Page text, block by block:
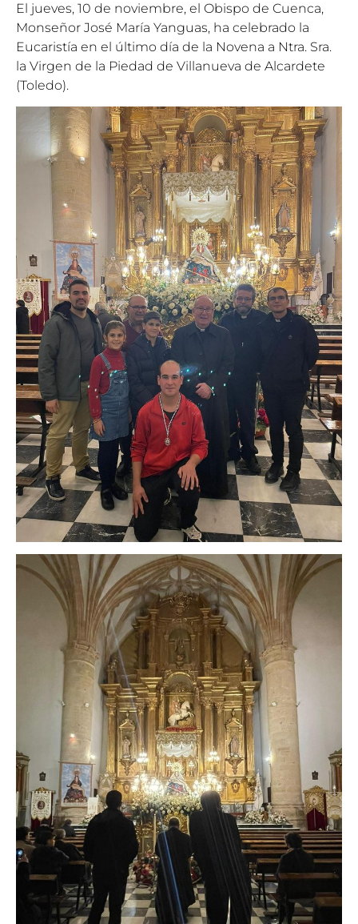
El jueves, 10 de noviembre, el Obispo de Cuenca,
Monseñor José María Yanguas, ha celebrado la
Eucaristía en el último día de la Novena a Ntra. Sra.
la Virgen de la Piedad de Villanueva de Alcardete
(Toledo).